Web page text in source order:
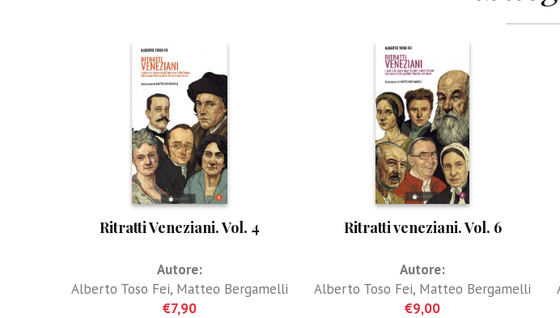
Ritratti Veneziani. Vol. 4
Autore:
Alberto Toso Fei, Matteo Bergamelli
€7,90
Ritratti veneziani. Vol. 6
Autore:
Alberto Toso Fei, Matteo Bergamelli
€9,00